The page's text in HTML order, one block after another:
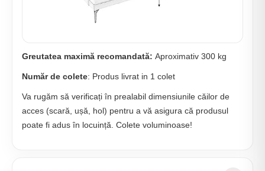
Greutatea maximă recomandată: Aproximativ 300 kg
Număr de colete: Produs livrat in 1 colet
Va rugăm să verificați în prealabil dimensiunile căilor de
acces (scară, ușă, hol) pentru a vă asigura că produsul
poate fi adus în locuință. Colete voluminoase!